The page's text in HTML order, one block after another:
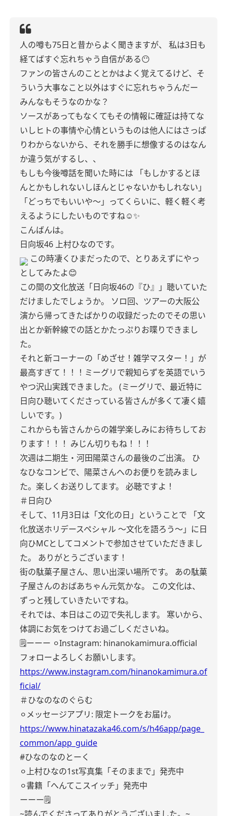
人の噂も75日と昔からよく聞きますが、
私は3日も
経てばすぐ忘れちゃう自信がある😶
ファンの皆さんのこととかはよく覚えてるけど、そ
ういう大事なこと以外はすぐに忘れちゃうんだー
みんなもそうなのかな？
ソースがあってもなくてもその情報に確証は持てな
いしヒトの事情や心情というものは他人にはさっぱ
りわからないから、それを勝手に想像するのはなん
か違う気がするし、、
もしも今後噂話を聞いた時には
「もしかするとほ
んとかもしれないしほんとじゃないかもしれない」
「どっちでもいいや〜」ってくらいに、軽く軽く考
えるようにしたいものですね☺️✨️
こんばんは。
日向坂46 上村ひなのです。
この時凄くひまだったので、とりあえずにやっ
としてみたよ😊
この間の文化放送「日向坂46の『ひ』」聴いていた
だけましたでしょうか。
ソロ回、ツアーの大阪公
演から帰ってきたばかりの収録だったのでその思い
出とか新幹線での話とかたっぷりお喋りできまし
た。
それと新コーナーの「めざせ！雑学マスター！」が
最高すぎて！！！ミーグリで親知らずを英語でいう
やつ沢山実践できました。
(ミーグリで、最近特に
日向ひ聴いてくださっている皆さんが多くて凄く嬉
しいです。)
これからも皆さんからの雑学楽しみにお待ちしてお
ります！！！ みじん切りもね！！！
次週は二期生・河田陽菜さんの最後のご出演。
ひ
なひなコンビで、陽菜さんへのお便りを読みまし
た。楽しくお送りしてます。
必聴ですよ！
＃日向ひ
そして、11月3日は「文化の日」ということで
「文
化放送ホリデースペシャル ～文化を語ろう～」に日
向ひMCとしてコメントで参加させていただきまし
た。
ありがとうございます！
街の駄菓子屋さん、思い出深い場所です。
あの駄菓
子屋さんのおばあちゃん元気かな。
この文化は、
ずっと残していきたいですね。
それでは、本日はこの辺で失礼します。
寒いから、
体調にお気をつけてお過ごしくださいね。
🗒️ーーー ⚪︎Instagram: hinanokamimura.official
フォローよろしくお願いします。
https://www.instagram.com/hinanokamimura.of
ficial/
＃ひなのなのぐらむ
⚪︎メッセージアプリ: 限定トークをお届け。
https://www.hinatazaka46.com/s/h46app/page_
common/app_guide
#ひなのなのとーく
︎⚪︎上村ひなの1st写真集「そのままで」発売中
⚪︎書籍「へんてこスイッチ」発売中
ーーー🗒️